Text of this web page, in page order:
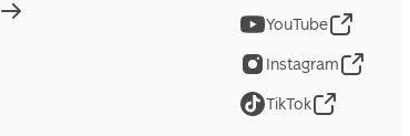
YouTube
Instagram
TikTok